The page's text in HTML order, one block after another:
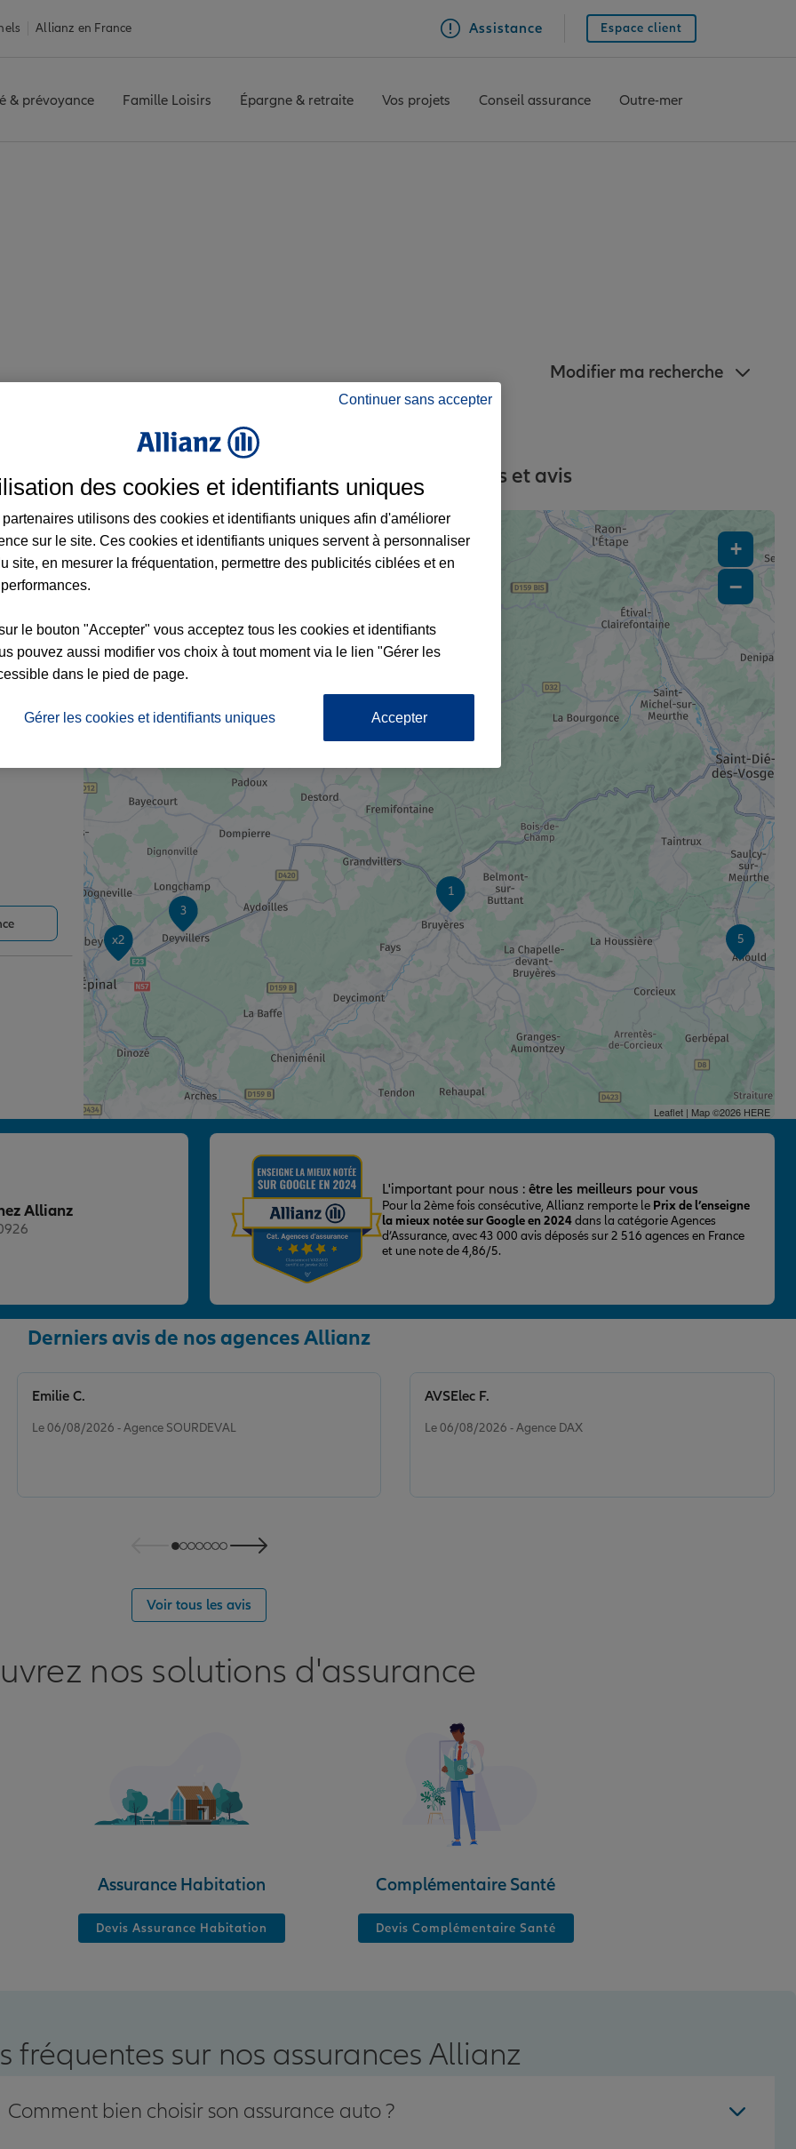
Allianz en France Assistance Espace client
& prévoyance Famille Loisirs Épargne & retraite Vos projets Conseil assurance Outre-mer
Modifier ma recherche
à Bruyères et aux alentours : adresses, contacts et avis
5
1
3
x2
x2
+
−
Leaflet| Map ©2026 HERE
Allianz
L'important pour nous : être les meilleurs pour vous
Pour la 2ème fois consécutive, Allianz remporte le Prix de l’enseigne
la mieux notée sur Google en 2024dans la catégorie Agences
d’Assurance, avec 43 000 avis déposés sur 2 516 agences en France
et une note de 4,86/5.
Derniers avis de nos agences Allianz
Le 06/08/2026 - Agence SOURDEVAL
Emilie C.
Le 06/08/2026 - Agence DAX
AVSElec F.
Voir tous les avis
nos solutions d'assurance
Assurance Habitation
Devis Assurance Habitation
Complémentaire Santé
Devis Complémentaire Santé
fréquentes sur nos assurances Allianz
Comment bien choisir son assurance auto ?
Continuer sans accepter
des cookies et identifiants uniques
partenaires utilisons des cookies et identifiants uniques afin d'améliorer
sur le site. Ces cookies et identifiants uniques servent à personnaliser
site, en mesurer la fréquentation, permettre des publicités ciblées et en
le bouton "Accepter" vous acceptez tous les cookies et identifiants
pouvez aussi modifier vos choix à tout moment via le lien "Gérer les
dans le pied de page.
Gérer les cookies et identifiants uniques Accepter